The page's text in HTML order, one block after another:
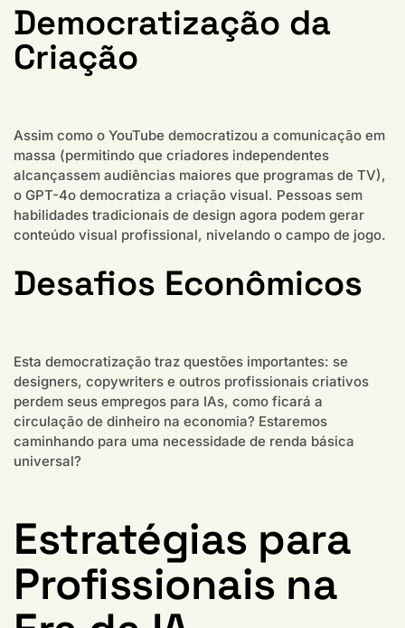
Democratização da
Criação
Assim como o YouTube democratizou a comunicação em
massa (permitindo que criadores independentes
alcançassem audiências maiores que programas de TV),
o GPT-4o democratiza a criação visual. Pessoas sem
habilidades tradicionais de design agora podem gerar
conteúdo visual profissional, nivelando o campo de jogo.
Desafios Econômicos
Esta democratização traz questões importantes: se
designers, copywriters e outros profissionais criativos
perdem seus empregos para IAs, como ficará a
circulação de dinheiro na economia? Estaremos
caminhando para uma necessidade de renda básica
universal?
Estratégias para
Profissionais na